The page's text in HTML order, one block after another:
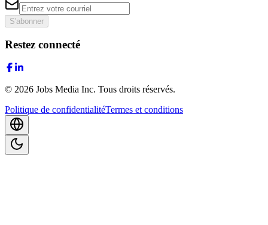
S'abonner
Restez connecté
© 2026 Jobs Media Inc. Tous droits réservés.
Politique de confidentialitéTermes et conditions